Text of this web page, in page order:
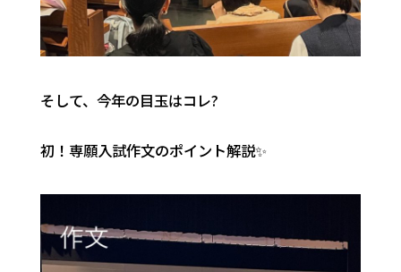
そして、今年の目玉はコレ?
初！専願入試作文のポイント解説✨